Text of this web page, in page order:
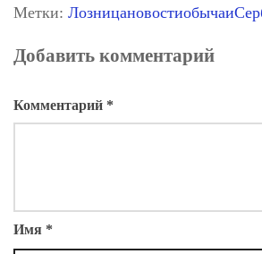
Метки: Лозницановостиобычаи
Добавить комментарий
Комментарий *
Имя *